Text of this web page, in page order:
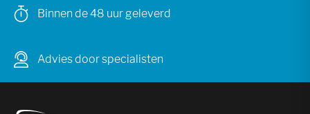
Binnen de 48 uur geleverd
Advies door specialisten